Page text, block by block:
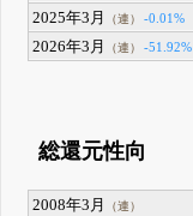
2025年3月
（連） -0.01%
2026年3月
（連） -51.92%
総還元性向
2008年3月 （連）